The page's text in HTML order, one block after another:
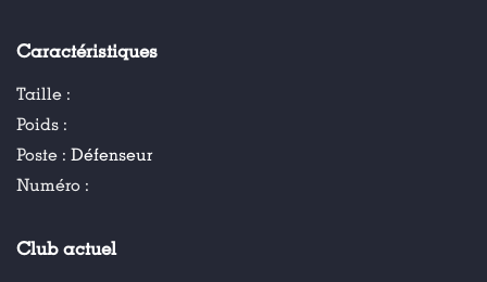
Caractéristiques
Taille :
Poids :
Poste : Défenseur
Numéro :
Club actuel